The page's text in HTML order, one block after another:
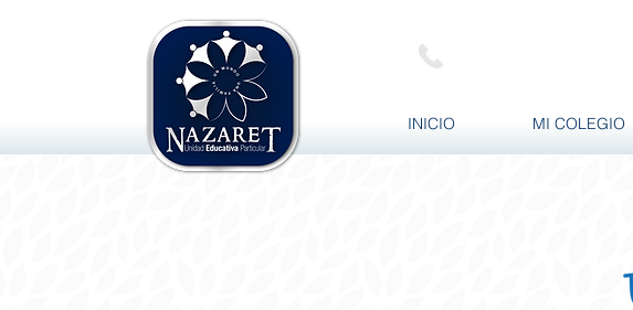
INICIO MI COLEGIO